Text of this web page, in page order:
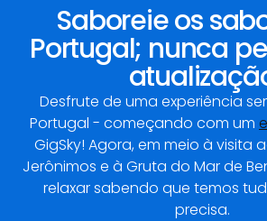
Saboreie os
Portugal; nunca
Desfrute de uma experiência
Portugal - começando com um
GigSky! Agora, em meio à visita
Jerônimos e à Gruta do Mar de
relaxar sabendo que temos
precisa.